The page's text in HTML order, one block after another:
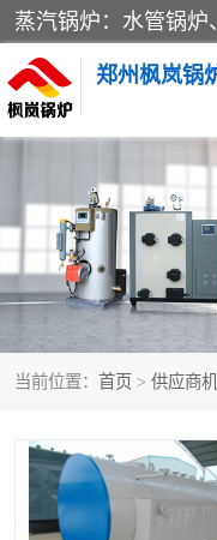
郑州枫岚锅
当前位置： 首页 > 供应商机